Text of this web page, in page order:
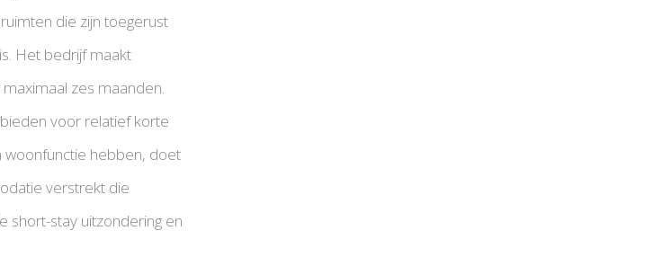
die zijn toegerust
Het bedrijf maakt
zes maanden.
voor relatief korte
woonfunctie hebben, doet
verstrekt die
short-stay uitzondering en